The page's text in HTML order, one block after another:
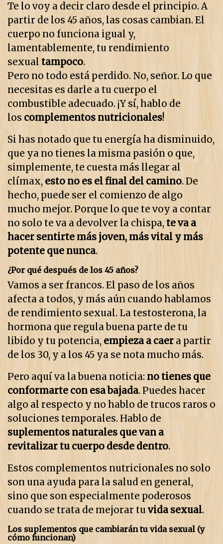
Te lo voy a decir claro desde el principio. A
partir de los 45 años, las cosas cambian. El
cuerpo no funciona igual y,
lamentablemente, tu rendimiento
sexual tampoco.
Pero no todo está perdido. No, señor. Lo que
necesitas es darle a tu cuerpo el
combustible adecuado. ¡Y sí, hablo de
los complementos nutricionales!
Si has notado que tu energía ha disminuido,
que ya no tienes la misma pasión o que,
simplemente, te cuesta más llegar al
clímax, esto no es el final del camino. De
hecho, puede ser el comienzo de algo
mucho mejor. Porque lo que te voy a contar
no solo te va a devolver la chispa, te va a
hacer sentirte más joven, más vital y más
potente que nunca.
¿Por qué después de los 45 años?
Vamos a ser francos. El paso de los años
afecta a todos, y más aún cuando hablamos
de rendimiento sexual. La testosterona, la
hormona que regula buena parte de tu
libido y tu potencia, empieza a caer a partir
de los 30, y a los 45 ya se nota mucho más.
Pero aquí va la buena noticia: no tienes que
conformarte con esa bajada. Puedes hacer
algo al respecto y no hablo de trucos raros o
soluciones temporales. Hablo de
suplementos naturales que van a
revitalizar tu cuerpo desde dentro.
Estos complementos nutricionales no solo
son una ayuda para la salud en general,
sino que son especialmente poderosos
cuando se trata de mejorar tuvida sexual.
Los suplementos que cambiarán tu vida sexual (y
cómo funcionan)